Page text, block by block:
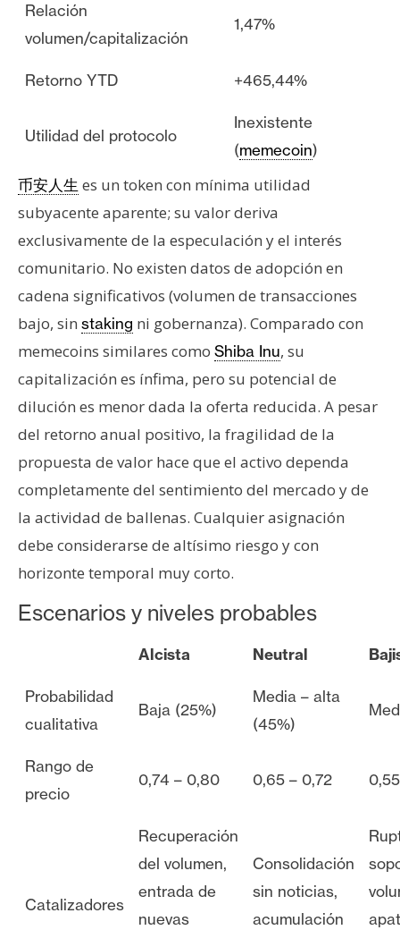
Relación
volumen/capitalización
1,47%
Retorno YTD +465,44%
Utilidad del protocolo
Inexistente
(memecoin)
币安人生 es un token con mínima utilidad
subyacente aparente; su valor deriva
exclusivamente de la especulación y el interés
comunitario. No existen datos de adopción en
cadena significativos (volumen de transacciones
bajo, sin staking ni gobernanza). Comparado con
memecoins similares como Shiba Inu, su
capitalización es ínfima, pero su potencial de
dilución es menor dada la oferta reducida. A pesar
del retorno anual positivo, la fragilidad de la
propuesta de valor hace que el activo dependa
completamente del sentimiento del mercado y de
la actividad de ballenas. Cualquier asignación
debe considerarse de altísimo riesgo y con
horizonte temporal muy corto.
Escenarios y niveles probables
Alcista Neutral
Probabilidad
cualitativa
Baja (25%)
Media – alta
(45%)
Rango de
precio
0,74 – 0,80 0,65 – 0,72
Catalizadores
Recuperación
del volumen,
entrada de
nuevas
Consolidación
sin noticias,
acumulación